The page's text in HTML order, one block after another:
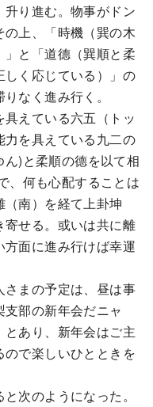
り進む。物事がドン
の上、「時機（巽の木
と「道德（巽順と柔
く応じている）」の
なく進み行く。
えている六五（トッ
を具えている九二の
)と柔順の德を以て相
、何も心配することは
南）を経て上卦坤
寄せる。或いは共に離
方面に進み行けば幸運
まの予定は、昼は事
部の新年会だニャ
あり、新年会はご主
で楽しいひとときを
次のようになった。